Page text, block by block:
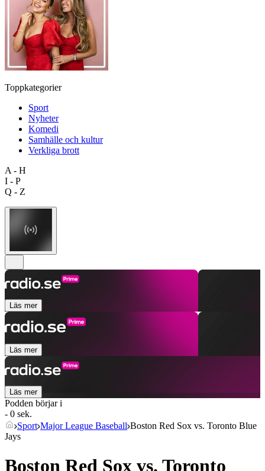
Toppkategorier
Sport
Nyheter
Komedi
Samhälle och kultur
Verkliga brott
A - H
I - P
Q - Z
Läs mer
Läs mer
Läs mer
Podden börjar i
- 0 sek.
Sport Major League Baseball Boston Red Sox vs. Toronto Blue
Jays
Boston Red Sox vs. Toronto